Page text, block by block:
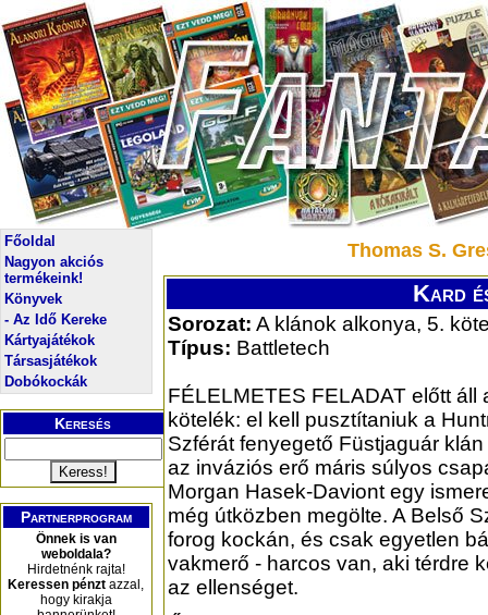
Főoldal
Nagyon akciós
termékeink!
Könyvek
- Az Idő Kereke
Kártyajátékok
Társasjátékok
Dobókockák
Keresés
Partnerprogram
Önnek is van
weboldala?
Hirdetnénk rajta!
Keressen pénzt azzal,
hogy kirakja
Thomas S.
Kard
Sorozat: A klánok alkonya, 5.
Típus: Battletech
FÉLELMETES FELADAT előtt áll
kötelék: el kell pusztítaniuk a
Szférát fenyegető Füstjaguár
az inváziós erő máris súlyos
Morgan Hasek-Daviont egy
még útközben megölte. A Belső
forog kockán, és csak egyetlen
vakmerő - harcos van, aki térdre
az ellenséget.